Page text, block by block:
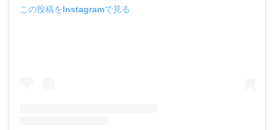
この投稿をInstagramで見る